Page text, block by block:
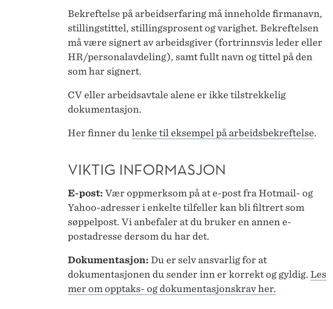
Bekreftelse på arbeidserfaring må inneholde firmanavn,
stillingstittel, stillingsprosent ogvarighet. Bekreftelsen
måvære signert av arbeidsgiver (fortrinnsvis leder eller
HR/personalavdeling), samt fullt navn og tittel på den
som har signert.
CV eller arbeidsavtale alene er ikke tilstrekkelig
dokumentasjon.
Her finner du lenke til eksempel på arbeidsbekreftelse.
VIKTIG INFORMASJON
E-post: Vær oppmerksom på at e-post fra Hotmail- og
Yahoo-adresser i enkelte tilfeller kan bli filtrert som
søppelpost. Vi anbefaler at du bruker en annen e-
postadresse dersom du har det.
Dokumentasjon: Du er selv ansvarlig for at
dokumentasjonen du sender inn er korrekt og gyldig. Les
mer om opptaks- og dokumentasjonskrav her.